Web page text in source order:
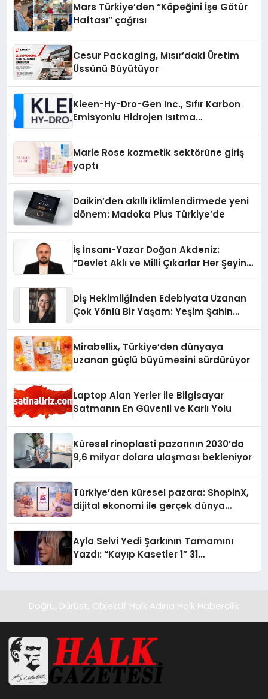
Mars Türkiye’den “Köpeğini İşe Götür
Haftası” çağrısı
Cesur Packaging, Mısır’daki Üretim
Üssünü Büyütüyor
Kleen-Hy-Dro-Gen Inc., Sıfır Karbon
Emisyonlu Hidrojen Isıtma
Marie Rose kozmetik sektörüne giriş
yaptı
Daikin’den akıllı iklimlendirmede yeni
dönem: Madoka Plus Türkiye’de
İş İnsanı-Yazar Doğan Akdeniz:
“Devlet Aklı ve Milli Çıkarlar Her Şeyin
Diş Hekimliğinden Edebiyata Uzanan
Çok Yönlü Bir Yaşam: Yeşim Şahin
Mirabellix, Türkiye’den dünyaya
uzanan güçlü büyümesini sürdürüyor
Laptop Alan Yerler ile Bilgisayar
Satmanın En Güvenli ve Karlı Yolu
Küresel rinoplasti pazarının 2030’da
9,6 milyar dolara ulaşması bekleniyor
Türkiye’den küresel pazara: ShopinX,
dijital ekonomi ile gerçek dünya
Ayla Selvi Yedi Şarkının Tamamını
Yazdı: “Kayıp Kasetler 1” 31
Doğru, Dürüst, Objektif Halk Adına Halk Habercilik